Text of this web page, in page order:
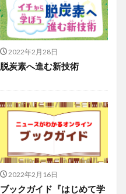
2022年2月28日
脱炭素へ進む新技術
2022年2月16日
ブックガイド『はじめて学